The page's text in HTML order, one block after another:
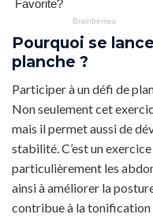
Pourquoi se
planche ?
Participer à un défi de
Non seulement cet
mais il permet aussi de
stabilité. C’est un
particulièrement les
ainsi à améliorer la
contribue à la tonification